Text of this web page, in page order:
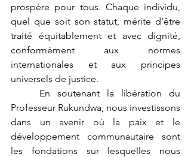
prospère pour tous. Chaque individu,
quel que soit son statut, mérite d'être
traité équitablement et avec dignité,
conformément aux normes
internationales et aux principes
universels de justice.
Professeur Rukundwa, nous investissons
dans un avenir où la paix et le
développement communautaire sont
les fondations sur lesquelles nous